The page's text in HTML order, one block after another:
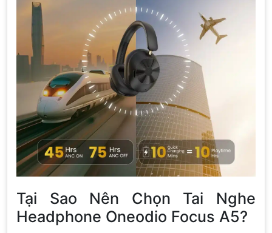
Tại Sao Nên Chọn Tai Nghe
Headphone Oneodio Focus A5?